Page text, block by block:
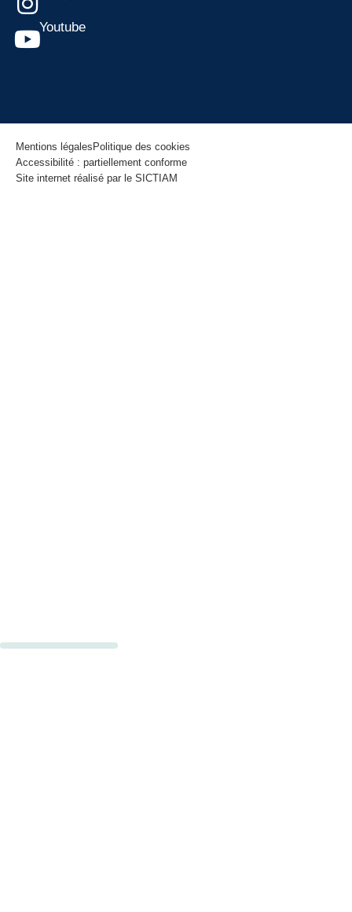
Youtube
Mentions légales Politique des cookies
Accessibilité : partiellement conforme
Site internet réalisé par le SICTIAM